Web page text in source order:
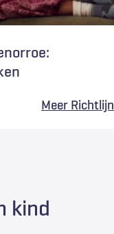
Meer Richtlijn
kind